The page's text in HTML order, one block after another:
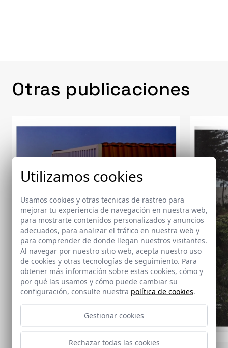
Otras publicaciones
Utilizamos cookies
Usamos cookies y otras tecnicas de rastreo para
mejorar tu experiencia de navegación en nuestra web,
para mostrarte contenidos personalizados y anuncios
adecuados, para analizar el tráfico en nuestra web y
para comprender de donde llegan nuestros visitantes.
Al navegar por nuestro sitio web, acepta nuestro uso
de cookies y otras tecnologías de seguimiento. Para
obtener más información sobre estas cookies, cómo y
por qué las usamos y cómo puede cambiar su
configuración, consulte nuestra política de cookies.
Gestionar cookies
Rechazar todas las cookies